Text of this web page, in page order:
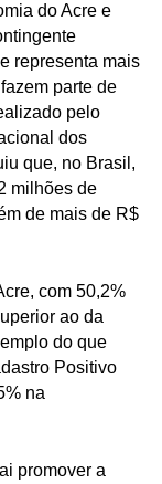
do Acre e
representa mais
parte de
pelo
dos
que, no Brasil,
milhões de
de mais de R$
com 50,2%
ao da
do que
Positivo
na
promover a